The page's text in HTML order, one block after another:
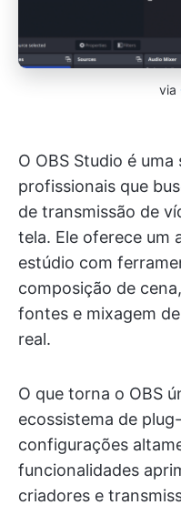
via
O OBS Studio é
profissionais que
de transmissão de
tela. Ele oferece um
estúdio com
composição de
fontes e mixagem
real.
O que torna o OBS
ecossistema de
configurações
funcionalidades
criadores e